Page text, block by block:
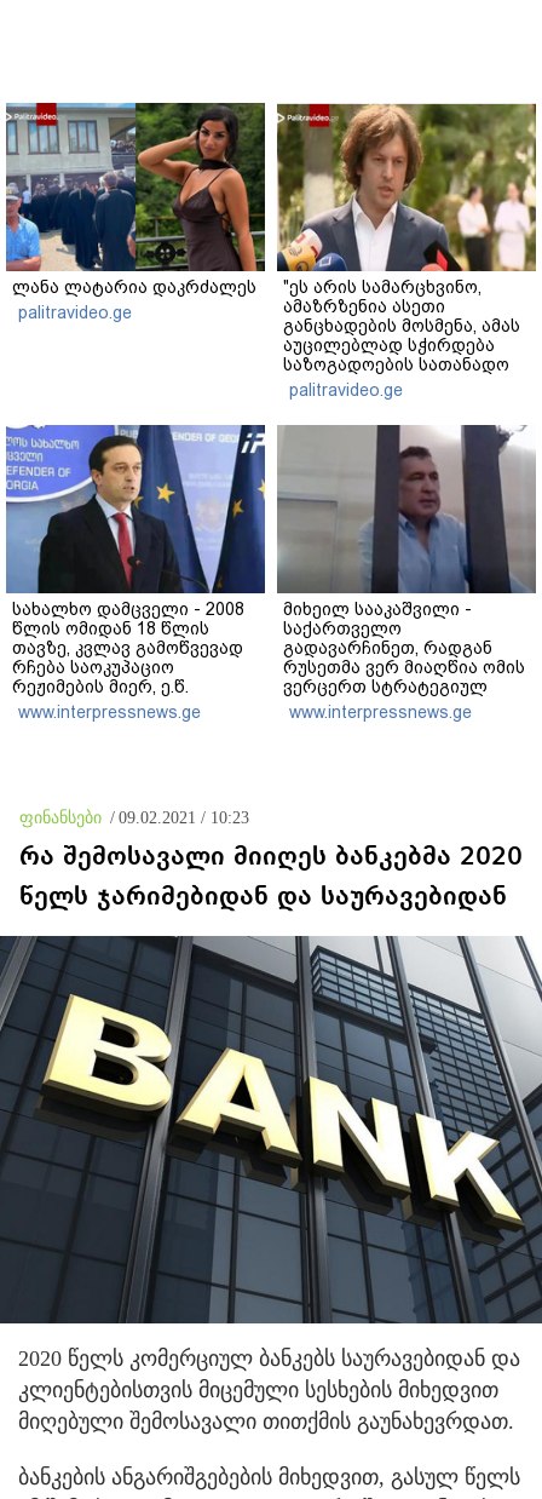
ლანა ლატარია დაკრძალეს
palitravideo.ge
"ეს არის სამარცხვინო,
ამაზრზენია ასეთი
განცხადების მოსმენა, ამას
აუცილებლად სჭირდება
საზოგადოების სათანადო
რეაქცია" - ირაკლი
კობახიძე
palitravideo.ge
სახალხო დამცველი - 2008
წლის ომიდან 18 წლის
თავზე, კვლავ გამოწვევად
რჩება საოკუპაციო
რეჟიმების მიერ, ე.წ.
საზღვრის უკანონო
კვეთისთვის, პირთა
ხელმისაწვდომობა
www.interpressnews.ge
მიხეილ სააკაშვილი -
საქართველო
გადავარჩინეთ, რადგან
რუსეთმა ვერ მიაღწია ომის
ვერცერთ სტრატეგიულ
მიზანს - ჩვენ ღირსება და
თავისუფლება დავიცავით,
www.interpressnews.ge
ფინანსები / 09.02.2021 / 10:23
რა შემოსავალი მიიღეს ბანკებმა 2020
წელს ჯარიმებიდან და საურავებიდან
2020 წელს კომერციულ ბანკებს საურავებიდან და
კლიენტებისთვის მიცემული სესხების მიხედვით
მიღებული შემოსავალი თითქმის გაუნახევრდათ.
ბანკების ანგარიშგებების მიხედვით, გასულ წელს